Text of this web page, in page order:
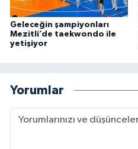
Geleceğin şampiyonları
Mezitli’de taekwondo ile
yetişiyor
Yorumlar